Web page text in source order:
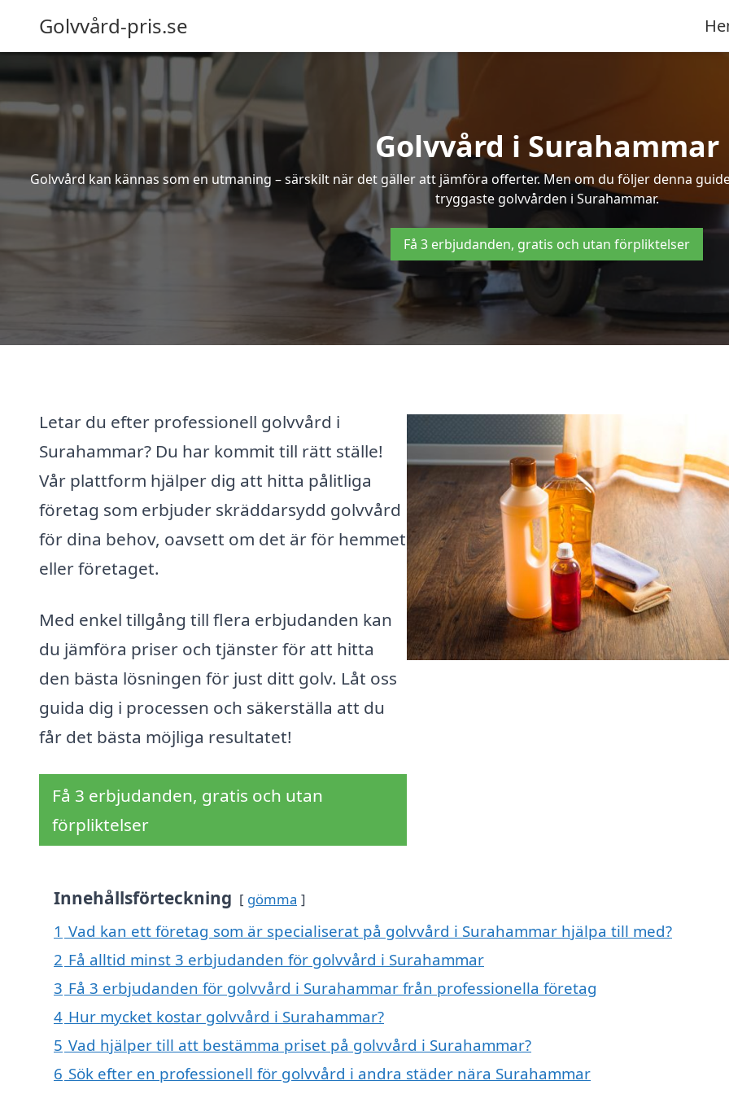
Golvvård-pris.se
Golvvård i Surahammar
Golvvård kan kännas som en utmaning – särskilt när det gäller att jämföra offerter. Men om du följer denna
tryggaste golvvården i Surahammar.
Få 3 erbjudanden, gratis och utan förpliktelser
Letar du efter professionell golvvård i
Surahammar? Du har kommit till rätt ställe!
Vår plattform hjälper dig att hitta pålitliga
företag som erbjuder skräddarsydd golvvård
för dina behov, oavsett om det är för hemmet
eller företaget.
Med enkel tillgång till flera erbjudanden kan
du jämföra priser och tjänster för att hitta
den bästa lösningen för just ditt golv. Låt oss
guida dig i processen och säkerställa att du
får det bästa möjliga resultatet!
Få 3 erbjudanden, gratis och utan
förpliktelser
Innehållsförteckning gömma
1 Vad kan ett företag som är specialiserat på golvvård i Surahammar hjälpa till med?
2 Få alltid minst 3 erbjudanden för golvvård i Surahammar
3 Få 3 erbjudanden för golvvård i Surahammar från professionella företag
4 Hur mycket kostar golvvård i Surahammar?
5 Vad hjälper till att bestämma priset på golvvård i Surahammar?
6 Sök efter en professionell för golvvård i andra städer nära Surahammar